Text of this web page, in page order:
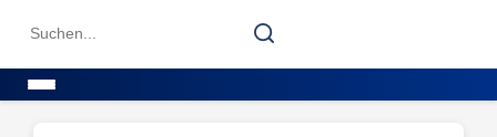
Search
Search